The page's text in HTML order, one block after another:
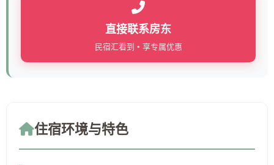
直接联系房东
民宿汇看到 • 享专属优惠
住宿环境与特色